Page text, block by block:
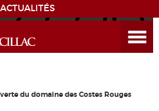
ACTUALITÉS
du domaine des Costes Rouges